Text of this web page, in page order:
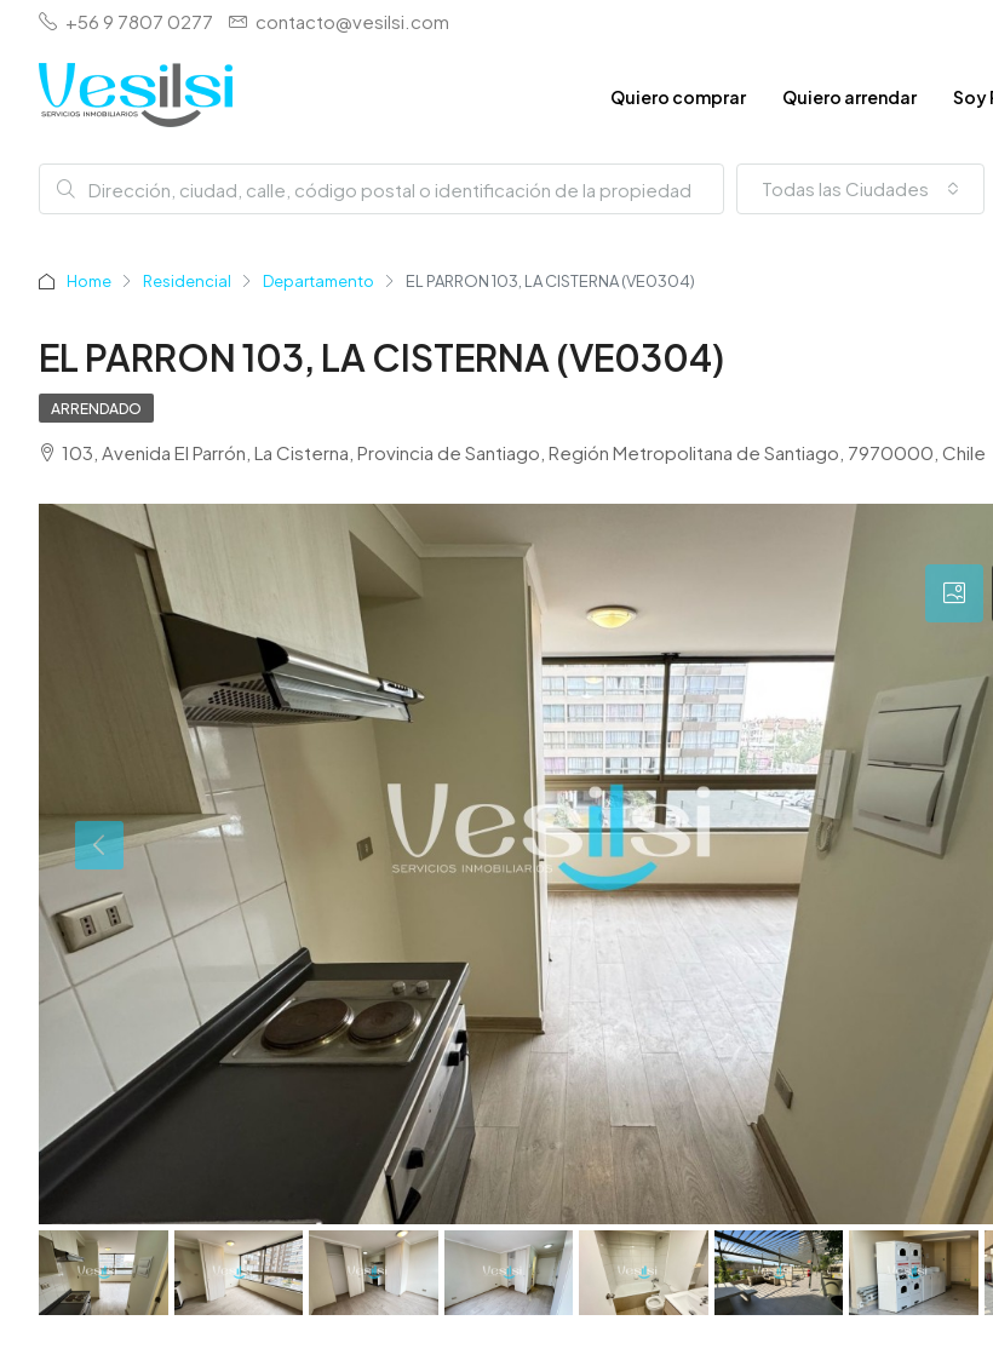
+56 9 7807 0277 contacto@vesilsi.com
Quiero comprar Quiero arrendar Soy
Todas las Ciudades
Home Residencial Departamento EL PARRON 103, LA CISTERNA (VE0304)
EL PARRON 103, LA CISTERNA (VE0304)
ARRENDADO
103, Avenida El Parrón, La Cisterna, Provincia de Santiago, Región Metropolitana de Santiago, 7970000, Chile